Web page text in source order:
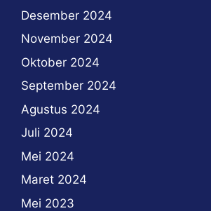
Desember 2024
November 2024
Oktober 2024
September 2024
Agustus 2024
Juli 2024
Mei 2024
Maret 2024
Mei 2023